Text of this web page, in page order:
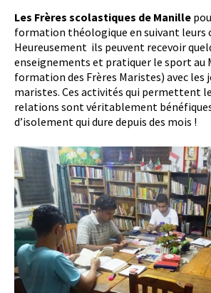
Les Frères scolastiques de Manille
formation théologique en suivant leurs
Heureusement ils peuvent recevoir
enseignements et pratiquer le sport au
formation des Frères Maristes) avec les
maristes. Ces activités qui permettent
relations sont véritablement
d’isolement qui dure depuis des mois !